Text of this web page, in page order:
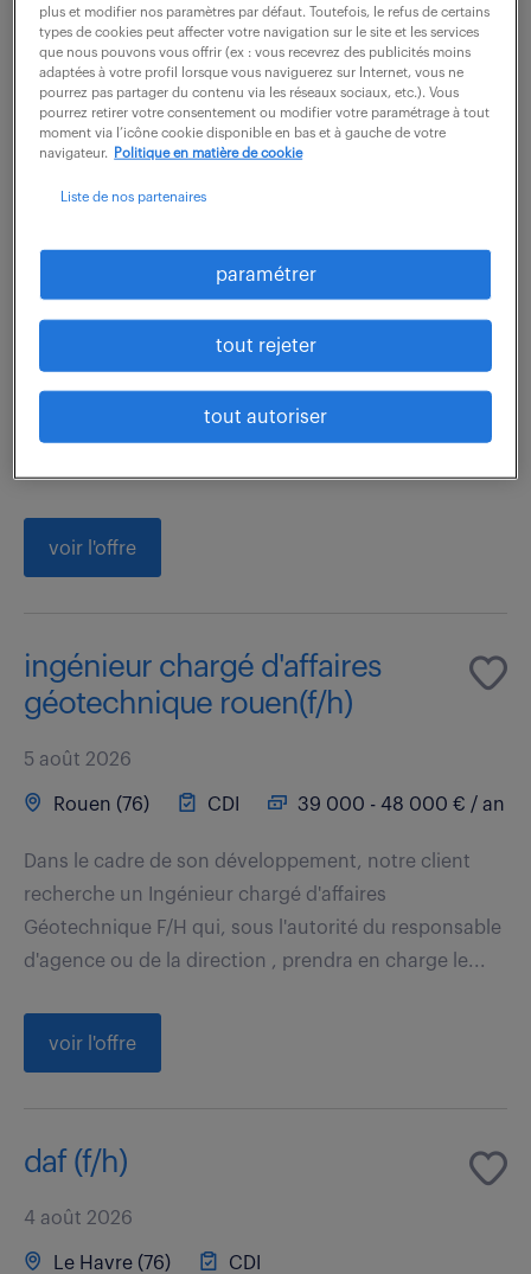
reportings, les clôtures mensuelles, le...
voir l'offre
chargé d’affaires export (f/h)
En tant que Chargé d'Affaires Export et véritable
Business Developer International, vous occupez un
voir l'offre
ingénieur chargé d'affaires
géotechnique rouen(f/h)
5 août 2026
Rouen (76) CDI 39 000 - 48 000 € / an
Dans le cadre de son développement, notre client
recherche un Ingénieur chargé d'affaires
Géotechnique F/H qui, sous l'autorité du responsable
d'agence ou de la direction , prendra en charge le...
voir l'offre
daf (f/h)
4 août 2026
Le Havre (76)
CDI
plus et modifier nos paramètres par défaut. Toutefois, le refus de certains
types de cookies peut affecter votre navigation sur le site et les services
que nous pouvons vous offrir (ex : vous recevrez des publicités moins
adaptées à votre profil lorsque vous naviguerez sur Internet, vous ne
pourrez pas partager du contenu via les réseaux sociaux, etc.). Vous
pourrez retirer votre consentement ou modifier votre paramétrage à tout
moment via l’icône cookie disponible en bas et à gauche de votre
navigateur.
Politique en matière de cookie
Liste de nos partenaires
paramétrer
tout rejeter
tout autoriser